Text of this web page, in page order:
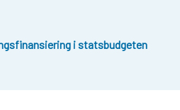
i statsbudgeten